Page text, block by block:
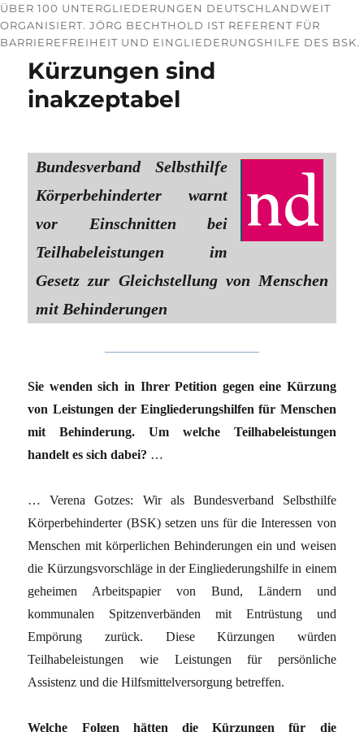
ÜBER 100 UNTERGLIEDERUNGEN DEUTSCHLANDWEIT
ORGANISIERT. JÖRG BECHTHOLD IST REFERENT FÜR
BARRIEREFREIHEIT UND EINGLIEDERUNGSHILFE DES BSK.
Kürzungen sind
inakzeptabel
Bundesverband Selbsthilfe
Körperbehinderter warnt
vor Einschnitten bei
Teilhabeleistungen im
Gesetz zur Gleichstellung von Menschen
mit Behinderungen
Sie wenden sich in Ihrer Petition gegen eine Kürzung
von Leistungen der Eingliederungshilfen für Menschen
mit Behinderung. Um welche Teilhabeleistungen
handelt es sich dabei? …
… Verena Gotzes: Wir als Bundesverband Selbsthilfe
Körperbehinderter (BSK) setzen uns für die Interessen von
Menschen mit körperlichen Behinderungen ein und weisen
die Kürzungsvorschläge in der Eingliederungshilfe in einem
geheimen Arbeitspapier von Bund, Ländern und
kommunalen Spitzenverbänden mit Entrüstung und
Empörung zurück. Diese Kürzungen würden
Teilhabeleistungen wie Leistungen für persönliche
Assistenz und die Hilfsmittelversorgung betreffen.
Welche Folgen hätten die Kürzungen für die